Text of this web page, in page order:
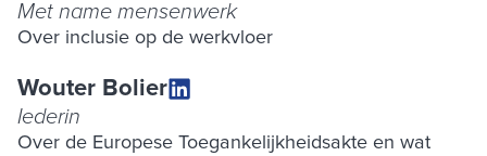
Met name mensenwerk
Over inclusie op de werkvloer
Wouter Bolier
Iederin
Over de Europese Toegankelijkheidsakte en wat